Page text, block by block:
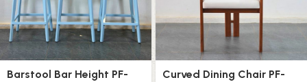
Barstool Bar Height PF-
Curved Dining Chair PF-